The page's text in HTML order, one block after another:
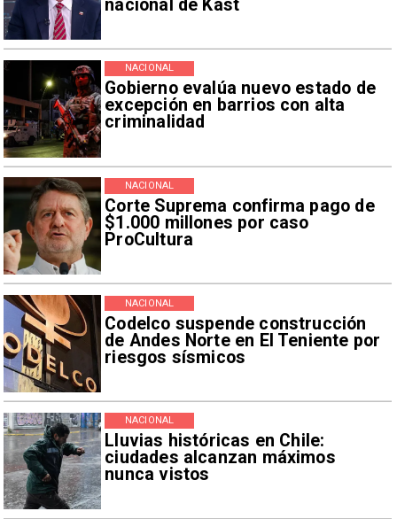
nacional de Kast
Gobierno evalúa nuevo estado de
excepción en barrios con alta
criminalidad
NACIONAL
Corte Suprema confirma pago de
$1.000 millones por caso
ProCultura
NACIONAL
Codelco suspende construcción
de Andes Norte en El Teniente por
riesgos sísmicos
NACIONAL
Lluvias históricas en Chile:
ciudades alcanzan máximos
nunca vistos
NACIONAL